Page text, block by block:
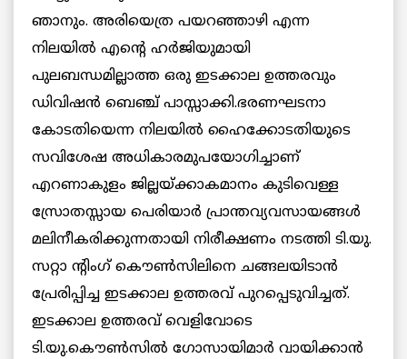
ഞാനും. അരിയെത്ര പയറഞ്ഞാഴി എന്ന
നിലയില്‍ എന്റെ ഹര്‍ജിയുമായി
പുലബന്ധമില്ലാത്ത ഒരു ഇടക്കാല ഉത്തരവും
ഡിവിഷന്‍ ബെഞ്ച്‌ പാസ്സാക്കി.ഭരണഘടനാ
കോടതിയെന്ന നിലയില്‍ ഹൈക്കോടതിയുടെ
സവിശേഷ അധികാരമുപയോഗിച്ചാണ്
എറണാകുളം ജില്ലയ്ക്കാകമാനം കുടിവെള്ള
സ്രോതസ്സായ പെരിയാര്‍ പ്രാന്തവ്യവസായങ്ങള്‍
മലിനീകരിക്കുന്നതായി നിരീക്ഷണം നടത്തി ടി.യു.
സറ്റാ ന്റിംഗ് കൌണ്‍സിലിനെ ചങ്ങലയിടാന്‍
പ്രേരിപ്പിച്ച ഇടക്കാല ഉത്തരവ് പുറപ്പെടുവിച്ചത്.
ഇടക്കാല ഉത്തരവ് വെളിവോടെ
ടി.യു.കൌണ്‍സില്‍ ഗോസായിമാര്‍ വായിക്കാന്‍